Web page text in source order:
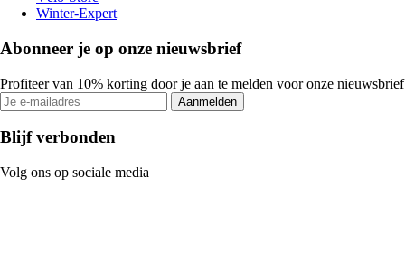
Winter-Expert
Abonneer je op onze nieuwsbrief
Profiteer van 10% korting door je aan te melden voor onze nieuwsbrief
Aanmelden
Blijf verbonden
Volg ons op sociale media